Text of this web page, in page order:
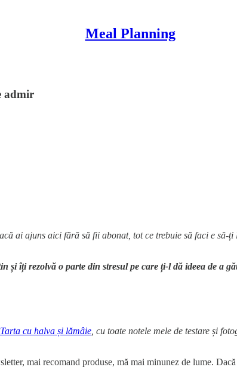
Meal Planning
admir
ai ajuns aici fără să fii abonat, tot ce trebuie să faci e
și îți rezolvă o parte din stresul pe care ți-l dă ideea de a
Tarta cu halva și lămâie , cu toate notele mele de testare și
mai recomand produse, mă mai minunez de lume.